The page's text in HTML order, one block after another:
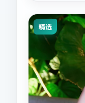
精选